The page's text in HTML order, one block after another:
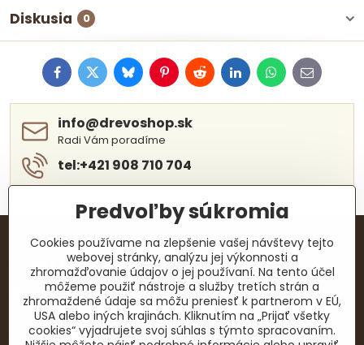
Diskusia 0
FacebookTwitterBlueskyPinterestRedditLinkedInWhatsApp
E-
mail
info​@drevoshop​.sk
Radi Vám poradíme
tel:+421 908 710 704
KONTAKTY
Facebook
Dôležité dokumenty
Predvoľby súkromia
Cookies používame na zlepšenie vašej návštevy tejto
webovej stránky, analýzu jej výkonnosti a
zhromažďovanie údajov o jej používaní. Na tento účel
môžeme použiť nástroje a služby tretích strán a
zhromaždené údaje sa môžu preniesť k partnerom v EÚ,
USA alebo iných krajinách. Kliknutím na „Prijať všetky
cookies“ vyjadrujete svoj súhlas s týmto spracovaním.